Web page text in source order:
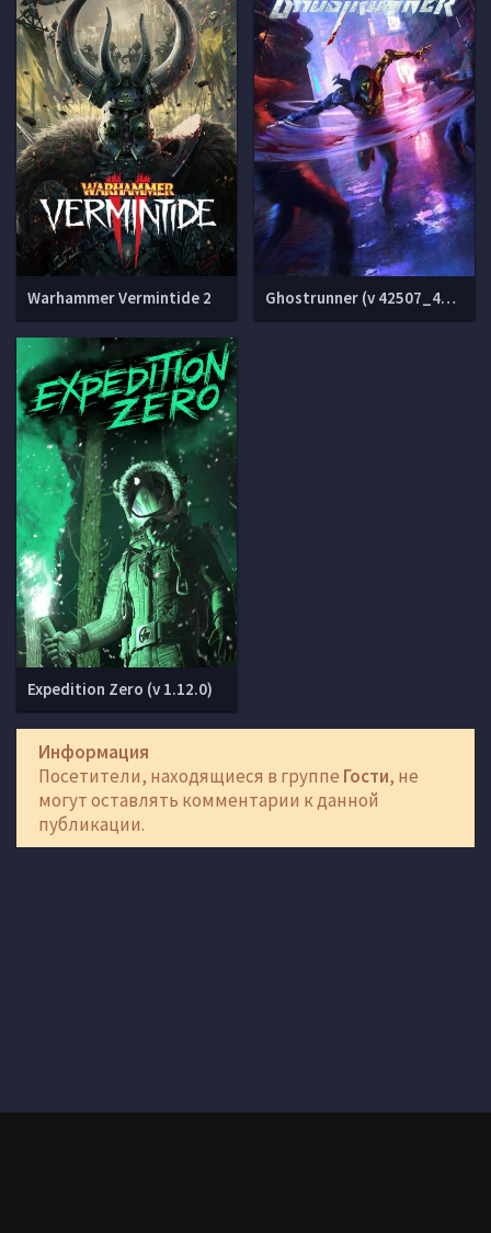
Warhammer Vermintide 2 Ghostrunner (v 42507_446 + 6 DLC)
Expedition Zero (v 1.12.0)
Информация
Посетители, находящиеся в группе Гости, не
могут оставлять комментарии к данной
публикации.